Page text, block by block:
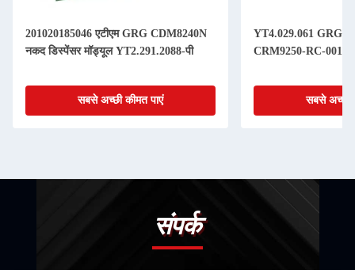
201020185046 एटीएम GRG CDM8240N
नकद डिस्पेंसर मॉड्यूल YT2.291.2088-पी
सबसे अच्छी कीमत पाएं
YT4.029.061 GRG
CRM9250-RC-001
सबसे अच्छी
संपर्क